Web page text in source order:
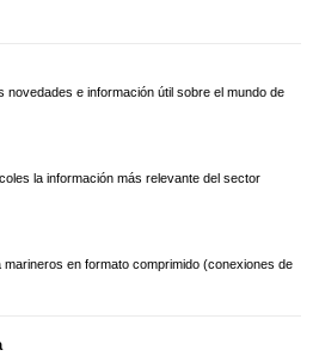
novedades e información útil sobre el mundo de
la información más relevante del sector
marineros en formato comprimido (conexiones de